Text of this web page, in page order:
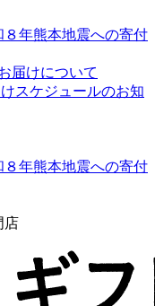
８年熊本地震への寄付
届けについて
スケジュールのお知
８年熊本地震への寄付
店